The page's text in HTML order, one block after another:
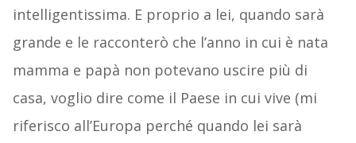
intelligentissima. E proprio a lei, quando sarà
grande e le racconterò che l’anno in cui è nata
mamma e papà non potevano uscire più di
casa, voglio dire come il Paese in cui vive (mi
riferisco all’Europa perché quando lei sarà